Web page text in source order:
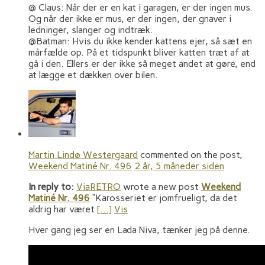
@ Claus: Når der er en kat i garagen, er der ingen mus.
Og når der ikke er mus, er der ingen, der gnaver i
ledninger, slanger og indtræk.
@Batman: Hvis du ikke kender kattens ejer, så sæt en
mårfælde op. På et tidspunkt bliver katten træt af at
gå i den. Ellers er der ikke så meget andet at gøre, end
at lægge et dækken over bilen.
Martin Lindø Westergaard commented on the post,
Weekend Matiné Nr. 496 2 år, 5 måneder siden
In reply to: ViaRETRO wrote a new post Weekend
Matiné Nr. 496 “Karosseriet er jomfrueligt, da det
aldrig har været […] Vis
Hver gang jeg ser en Lada Niva, tænker jeg på denne.